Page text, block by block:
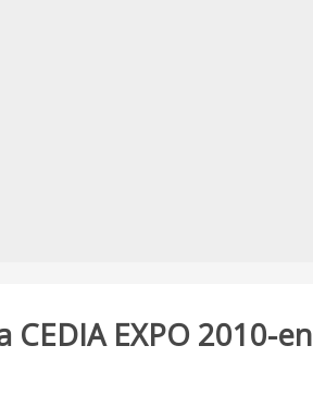
EXPO 2010-en